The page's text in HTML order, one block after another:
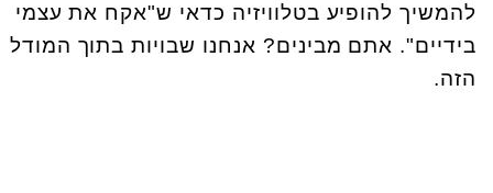
להמשיך להופיע בטלוויזיה כדאי ש"אקח את עצמי
בידיים". אתם מבינים? אנחנו שבויות בתוך המודל
הזה.